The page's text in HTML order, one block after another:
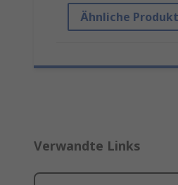
Ähnliche
Verwandte Links